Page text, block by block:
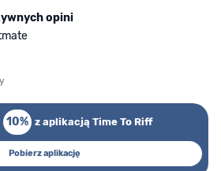
opini
10% z aplikacją Time To Riff
Pobierz aplikację